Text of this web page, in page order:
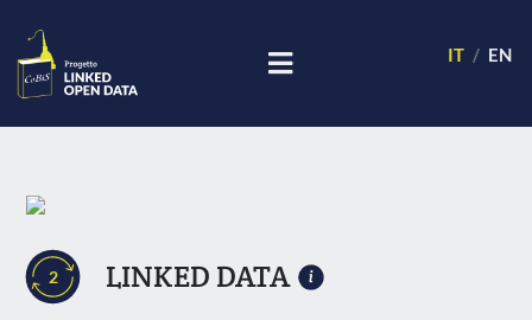
IT EN
2 LINKED DATA